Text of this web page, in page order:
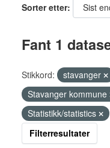
Sorter etter
Fant 1
Stikkord: stavanger
Stavanger kommune
Statistikk/statistics
Filterresultater